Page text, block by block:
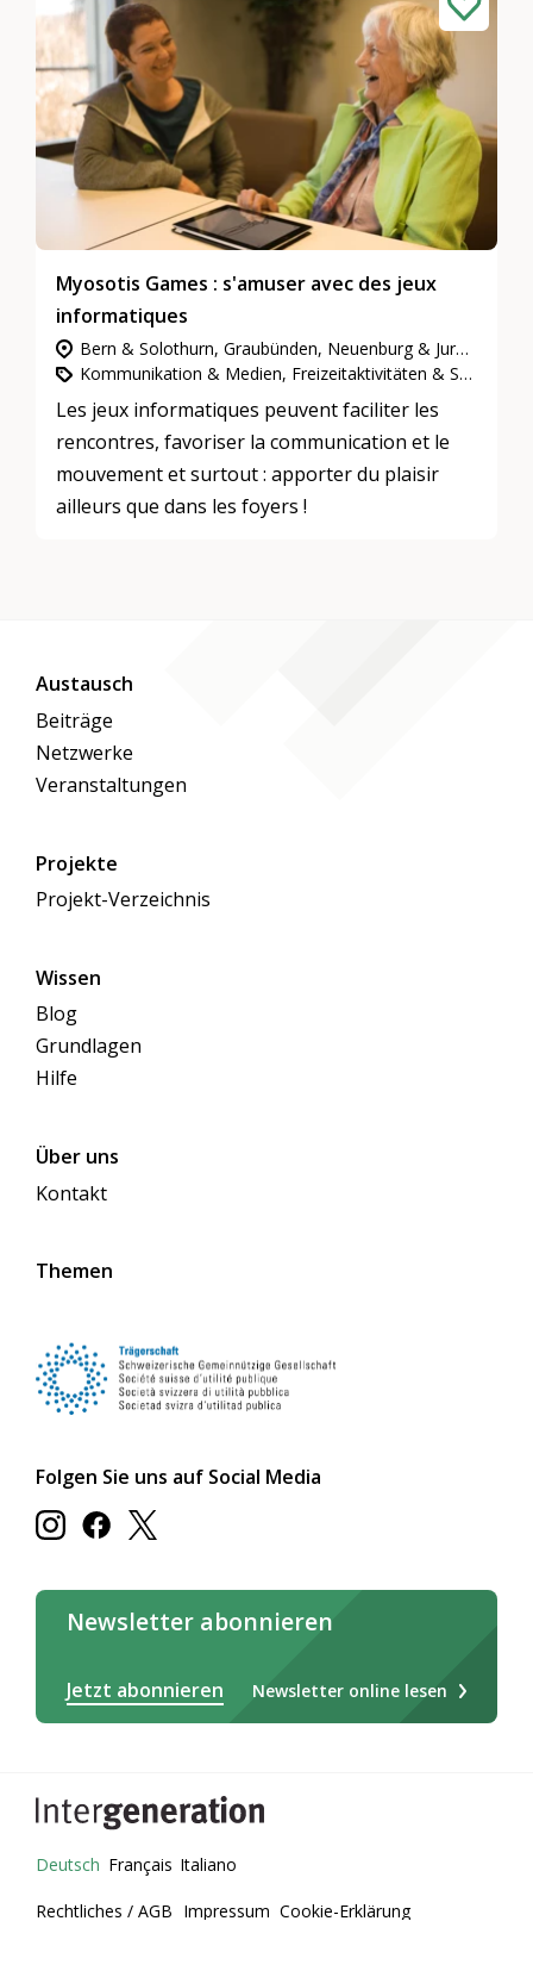
Myosotis Games : s'amuser avec des jeux
informatiques
Bern & Solothurn, Graubünden, Neuenburg & Jura, Nordwestschweiz, Ostschweiz, Wallis, Waadt & Freiburg, Zentralschweiz, Zürich
Kommunikation & Medien, Freizeitaktivitäten & Spiele, Partizipation, Integration & Inklusion
Les jeux informatiques peuvent faciliter les
rencontres, favoriser la communication et le
mouvement et surtout : apporter du plaisir
ailleurs que dans les foyers !
Austausch
Beiträge
Netzwerke
Veranstaltungen
Projekte
Projekt-Verzeichnis
Wissen
Blog
Grundlagen
Hilfe
Über uns
Kontakt
Themen
Folgen Sie uns auf Social Media
Newsletter abonnieren
Jetzt abonnieren Newsletter online lesen
Rechtliches / AGB Impressum Cookie-Erklärung
Deutsch Français Italiano